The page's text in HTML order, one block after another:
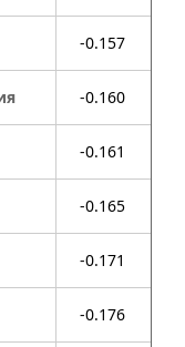
-0.157
-0.160
-0.161
-0.165
-0.171
-0.176